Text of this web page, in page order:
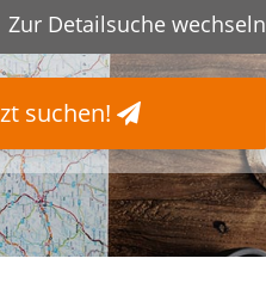
Zur Detailsuche wechseln
suchen!